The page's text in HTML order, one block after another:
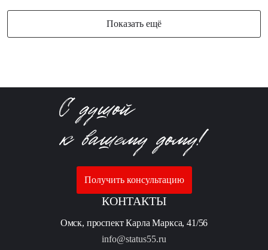
Показать ещё
Получить консультацию
КОНТАКТЫ
Омск, проспект Карла Маркса, 41/56
info@status55.ru